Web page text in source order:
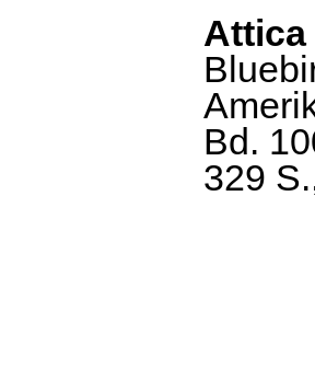
Bd.
329